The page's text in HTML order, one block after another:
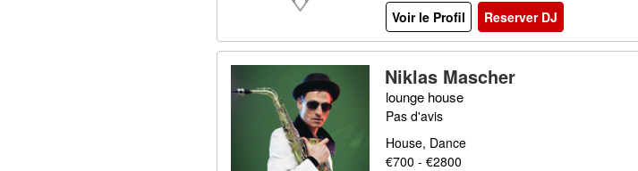
Voir le Profil
Reserver DJ
Niklas Mascher
lounge house
Pas d'avis
House, Dance
€700 - €2800